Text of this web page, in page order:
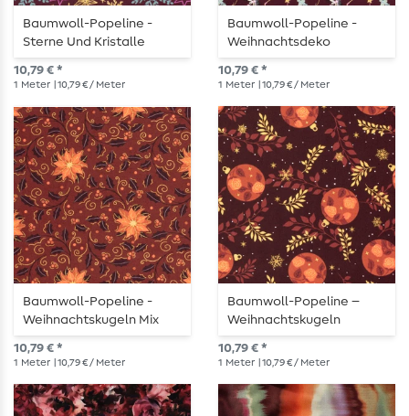
Baumwoll-Popeline -
Sterne Und Kristalle
Bordeaux Gold
10,79 € *
1 Meter | 10,79 € / Meter
Baumwoll-Popeline -
Weihnachtsdeko
Bordeaux Gold
10,79 € *
1 Meter | 10,79 € / Meter
Baumwoll-Popeline -
Weihnachtskugeln Mix
Bordeaux Gold
10,79 € *
1 Meter | 10,79 € / Meter
Baumwoll-Popeline –
Weihnachtskugeln
Zweige Bordeaux Gold
10,79 € *
1 Meter | 10,79 € / Meter